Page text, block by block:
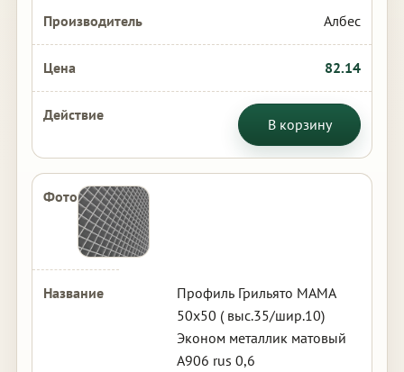
Албес
82.14
В корзину
Профиль Грильято МАМА
50х50 ( выс.35/шир.10)
Эконом металлик матовый
А906 rus 0,6